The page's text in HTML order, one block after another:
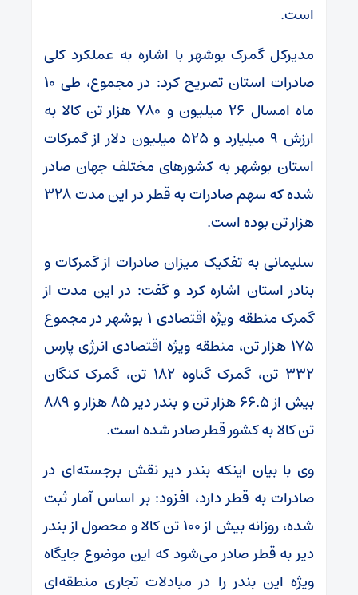
است.
مدیرکل گمرک بوشهر با اشاره به عملکرد کلی
صادرات استان تصریح کرد: در مجموع، طی ۱۰
ماه امسال ۲۶ میلیون و ۷۸۰ هزار تن کالا به
ارزش ۹ میلیارد و ۵۲۵ میلیون دلار از گمرکات
استان بوشهر به کشورهای مختلف جهان صادر
شده که سهم صادرات به قطر در این مدت ۳۲۸
هزار تن بوده است.
سلیمانی به تفکیک میزان صادرات از گمرکات و
بنادر استان اشاره کرد و گفت: در این مدت از
گمرک منطقه ویژه اقتصادی ۱ بوشهر در مجموع
۱۷۵ هزار تن، منطقه ویژه اقتصادی انرژی پارس
۳۳۲ تن، گمرک گناوه ۱۸۲ تن، گمرک کنگان
بیش از ۶۶.۵ هزار تن و بندر دیر ۸۵ هزار و ۸۸۹
تن کالا به کشور قطر صادر شده است.
وی با بیان اینکه بندر دیر نقش برجسته‌ای در
صادرات به قطر دارد، افزود: بر اساس آمار ثبت
شده، روزانه بیش از ۱۰۰ تن کالا و محصول از بندر
دیر به قطر صادر می‌شود که این موضوع جایگاه
ویژه این بندر را در مبادلات تجاری منطقه‌ای